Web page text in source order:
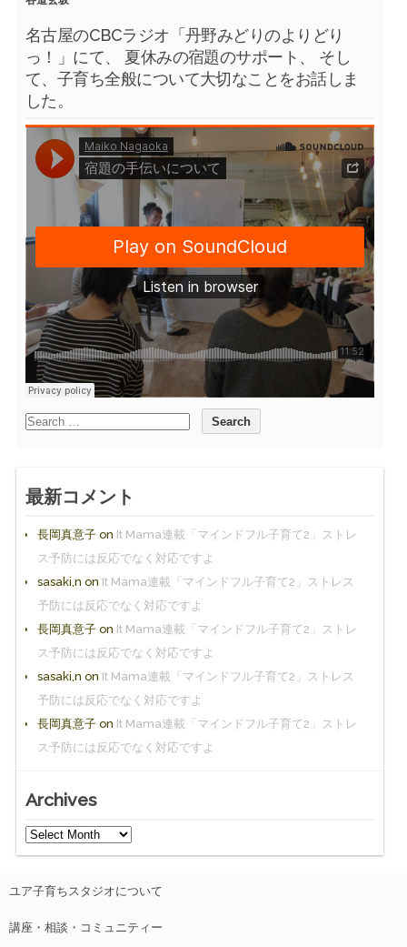
名古屋のCBCラジオ「丹野みどりのよりどり
っ！」にて、 夏休みの宿題のサポート、 そし
て、子育ち全般について大切なことをお話しま
した。
最新コメント
長岡真意子on It Mama連載「マインドフル子育て2」ストレ
ス予防には反応でなく対応ですよ
sasaki,n on It Mama連載「マインドフル子育て2」ストレス
予防には反応でなく対応ですよ
長岡真意子on It Mama連載「マインドフル子育て2」ストレ
ス予防には反応でなく対応ですよ
sasaki,n on It Mama連載「マインドフル子育て2」ストレス
予防には反応でなく対応ですよ
長岡真意子on It Mama連載「マインドフル子育て2」ストレ
ス予防には反応でなく対応ですよ
Archives
ユア子育ちスタジオについて
講座・相談・コミュニティー